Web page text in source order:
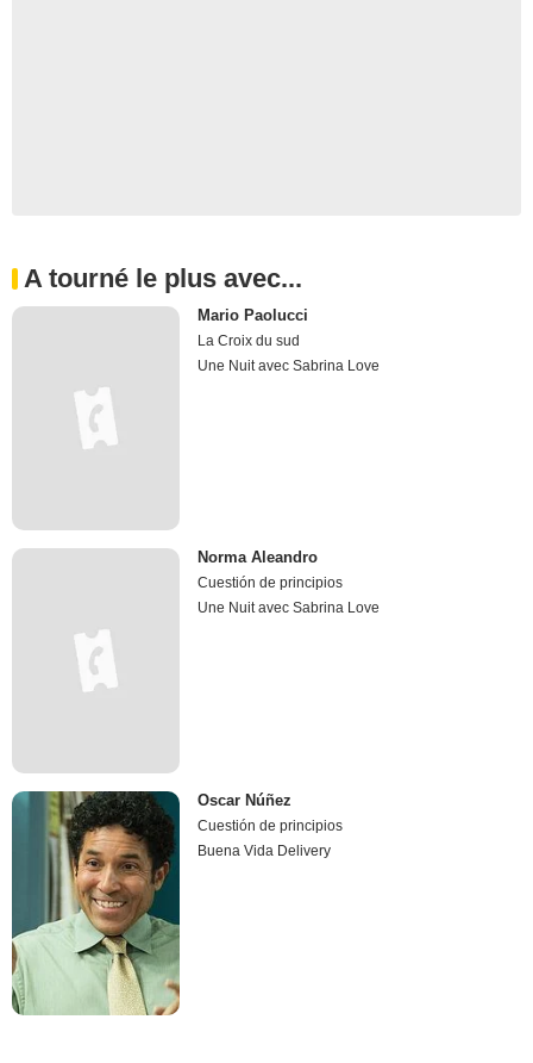
A tourné le plus avec...
Mario Paolucci
La Croix du sud
Une Nuit avec Sabrina Love
Norma Aleandro
Cuestión de principios
Une Nuit avec Sabrina Love
Oscar Núñez
Cuestión de principios
Buena Vida Delivery